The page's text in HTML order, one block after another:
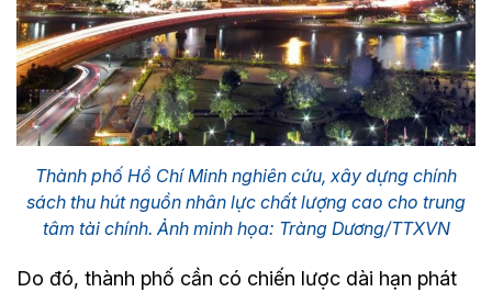
Thành phố Hồ Chí Minh nghiên cứu, xây dựng chính
sách thu hút nguồn nhân lực chất lượng cao cho trung
tâm tài chính. Ảnh minh họa: Tràng Dương/TTXVN
Do đó, thành phố cần có chiến lược dài hạn phát